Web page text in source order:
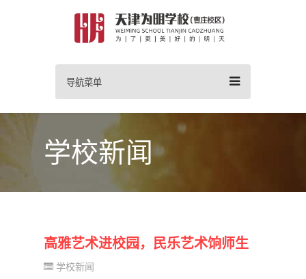
导航菜单
学校新闻
高雅艺术进校园，民乐艺术饷师生
学校新闻